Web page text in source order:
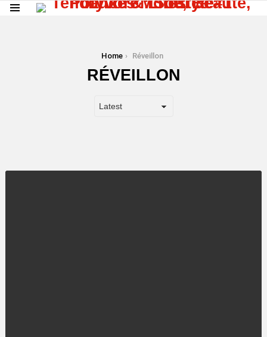
Home Réveillon
RÉVEILLON